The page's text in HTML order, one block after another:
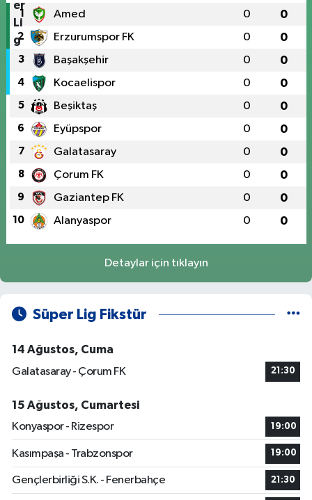
1 Amed 0 0
2 Erzurumspor FK 0 0
3 Başakşehir 0 0
4 Kocaelispor 0 0
5 Beşiktaş 0 0
6 Eyüpspor 0 0
7 Galatasaray 0 0
8 Çorum FK 0 0
9 Gaziantep FK 0 0
10 Alanyaspor 0 0
Detaylar için tıklayın
Süper Lig Fikstür
14 Ağustos, Cuma
Galatasaray - Çorum FK
21:30
15 Ağustos, Cumartesi
Konyaspor - Rizespor
19:00
Kasımpaşa - Trabzonspor 19:00
Gençlerbirliği S.K. - Fenerbahçe 21:30